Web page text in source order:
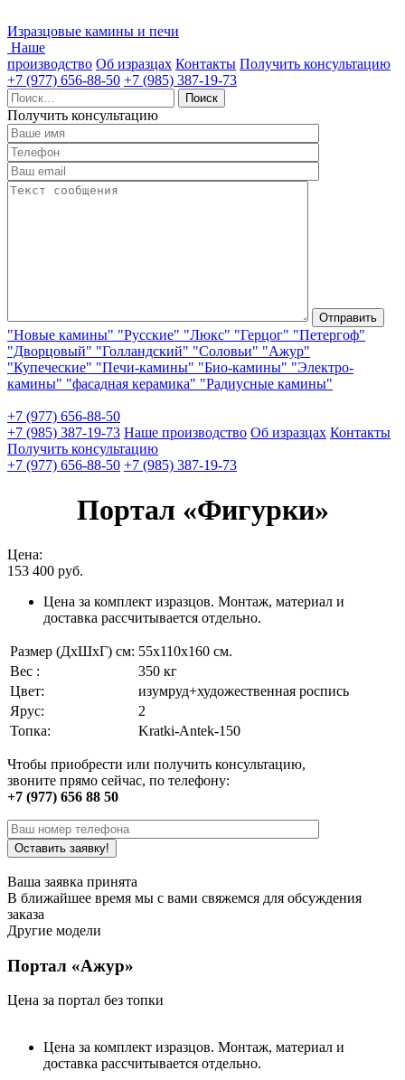
Изразцовые камины и печи
Наше
производство Об изразцах Контакты Получить консультацию
+7 (977) 656-88-50 +7 (985) 387-19-73
Найти:
Получить консультацию
"Новые камины" "Русские" "Люкс" "Герцог" "Петергоф"
"Дворцовый" "Голландский" "Соловьи" "Ажур"
"Купеческие" "Печи-камины" "Био-камины" "Электро-
камины" "фасадная керамика" "Радиусные камины"
+7 (977) 656-88-50
+7 (985) 387-19-73 Наше производство Об изразцах Контакты
Получить консультацию
+7 (977) 656-88-50 +7 (985) 387-19-73
Портал «Фигурки»
Цена:
153 400 руб.
Цена за комплект изразцов. Монтаж, материал и
доставка рассчитывается отдельно.
Размер (ДхШхГ) см: 55х110х160 см.
Вес :
350 кг
Цвет:
изумруд+художественная роспись
Ярус:
2
Топка:
Kratki-Antek-150
Чтобы приобрести или получить консультацию,
звоните прямо сейчас, по телефону:
+7 (977) 656 88 50
Ваша заявка принята
В ближайшее время мы с вами свяжемся для обсуждения
заказа
Другие модели
Портал «Ажур»
Цена за портал без топки
Цена за комплект изразцов. Монтаж, материал и
доставка рассчитывается отдельно.